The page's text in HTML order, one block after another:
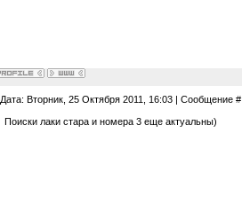
Дата: Вторник, 25 Октября 2011, 16:03 | Сообщение #
Поиски лаки стара и номера 3 еще актуальны)